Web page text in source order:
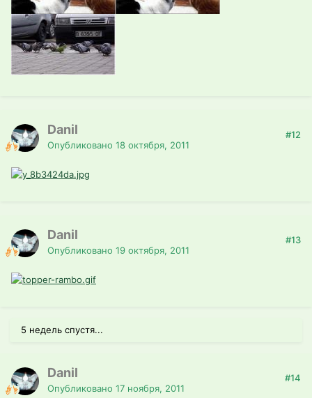
Danil
Опубликовано 18 октября, 2011
#12
Danil
Опубликовано 19 октября, 2011
#13
5 недель спустя...
Danil
Опубликовано 17 ноября, 2011
#14